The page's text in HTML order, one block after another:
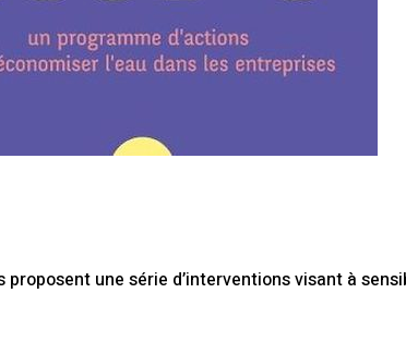
proposent une série d’interventions visant à